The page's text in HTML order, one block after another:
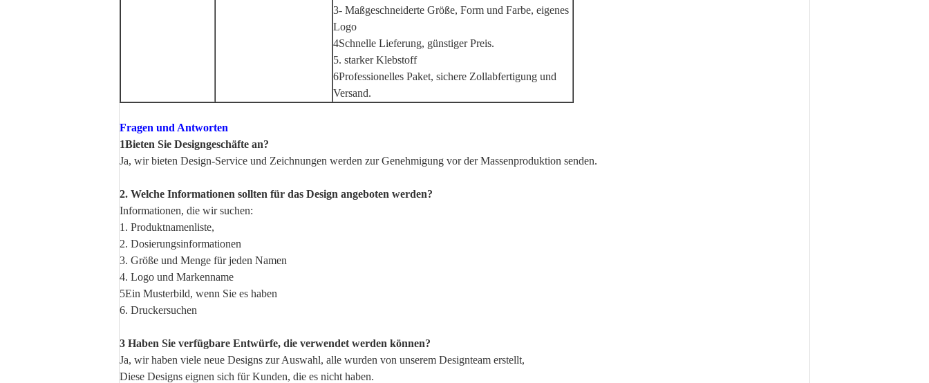
3- Maßgeschneiderte Größe, Form und Farbe, eigenes
Logo
4Schnelle Lieferung, günstiger Preis.
5. starker Klebstoff
6Professionelles Paket, sichere Zollabfertigung und
Versand.
Fragen und Antworten
1Bieten Sie Designgeschäfte an?
Ja, wir bieten Design-Service und Zeichnungen werden zur Genehmigung vor der Massenproduktion senden.
2. Welche Informationen sollten für das Design angeboten werden?
Informationen, die wir suchen:
1. Produktnamenliste,
2. Dosierungsinformationen
3. Größe und Menge für jeden Namen
4. Logo und Markenname
5Ein Musterbild, wenn Sie es haben
6. Druckersuchen
3 Haben Sie verfügbare Entwürfe, die verwendet werden können?
Ja, wir haben viele neue Designs zur Auswahl, alle wurden von unserem Designteam erstellt,
Diese Designs eignen sich für Kunden, die es nicht haben.